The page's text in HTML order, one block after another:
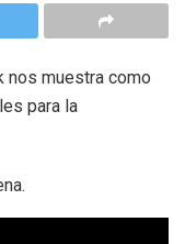
nos muestra como
para la